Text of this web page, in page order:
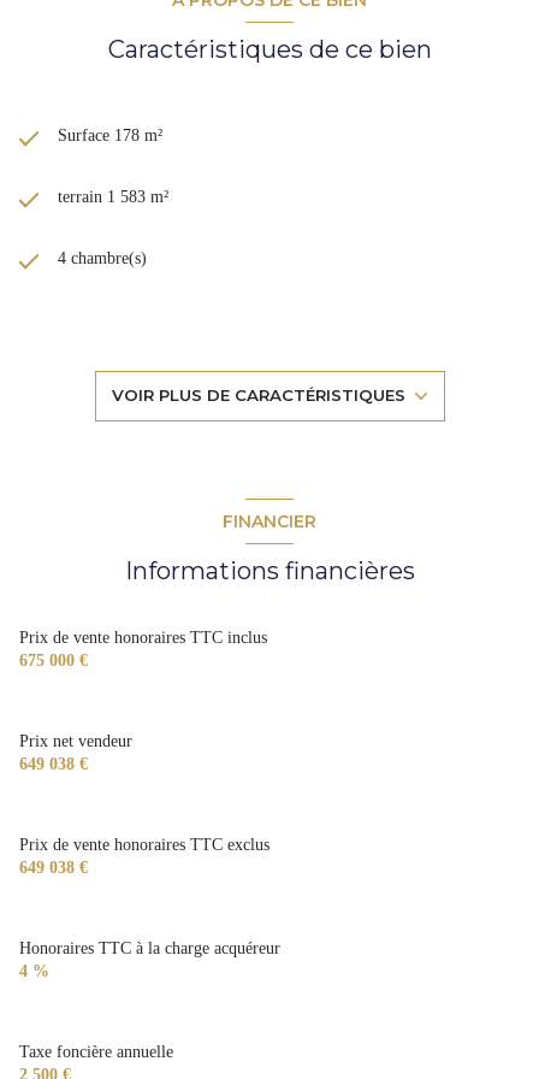
Les informations sur les risques auxquels ce bien est exposé sont
disponibles sur le siteGéorisques
Caractéristiques de ce bien
Surface 178 m²
terrain 1 583 m²
4 chambre(s)
cuisine américaine (équipée)
Chauffage individuel : radiateur (electrique)
1 garage(s)
1 niveau(x)
arboré
VOIR PLUS DE CARACTÉRISTIQUES
FINANCIER
Informations financières
Prix de vente honoraires TTC inclus
675 000 €
Prix net vendeur
649 038 €
Prix de vente honoraires TTC exclus
649 038 €
Honoraires TTC à la charge acquéreur
4 %
Taxe foncière annuelle
2 500 €